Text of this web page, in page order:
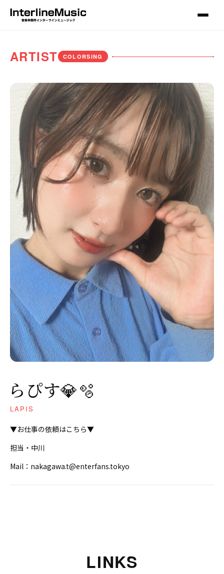
ARTIST COLORSING
らぴす💎🫧
LAPIS
▼お仕事の依頼はこちら▼
担当・中川
Mail：nakagawa.t@enterfans.tokyo
LINKS